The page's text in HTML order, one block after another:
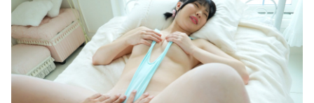
Powered by livedoor 相互RSS